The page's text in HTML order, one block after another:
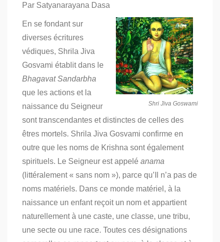
Par Satyanarayana Dasa
Shri Jiva Goswami
En se fondant sur
diverses écritures
védiques, Shrila Jiva
Gosvami établit dans le
Bhagavat Sandarbha
que les actions et la
naissance du Seigneur
sont transcendantes et distinctes de celles des
êtres mortels. Shrila Jiva Gosvami confirme en
outre que les noms de Krishna sont également
spirituels. Le Seigneur est appelé anama
(littéralement « sans nom »), parce qu’Il n’a pas de
noms matériels. Dans ce monde matériel, à la
naissance un enfant reçoit un nom et appartient
naturellement à une caste, une classe, une tribu,
une secte ou une race. Toutes ces désignations